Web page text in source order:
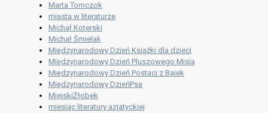
Marta Tomczok
miasta w literaturze
Michał Koterski
Michał Śmielak
Międzynarodowy Dzień Książki dla dzieci
Międzynarodowy Dzień Pluszowego Misia
Międzynarodowy Dzień Postaci z Bajek
Międzynarodowy DzieńPsa
MiejskiŻłobek
miesiąc literatury azjatyckiej